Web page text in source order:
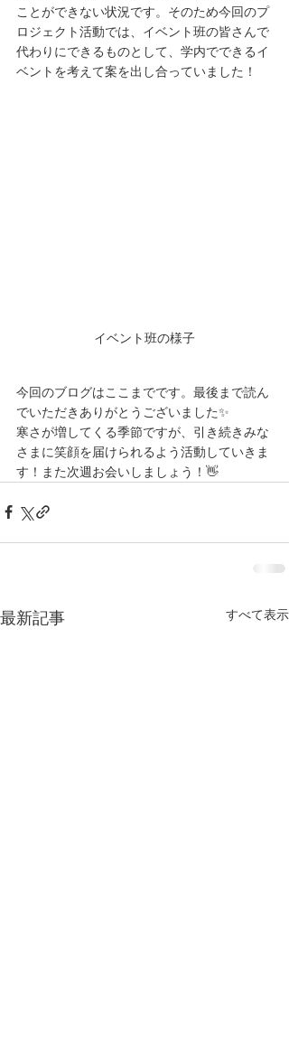
ことができない状況です。そのため今回のプ
ロジェクト活動では、イベント班の皆さんで
代わりにできるものとして、学内でできるイ
ベントを考えて案を出し合っていました！
イベント班の様子
今回のブログはここまでです。最後まで読ん
でいただきありがとうございました✨
寒さが増してくる季節ですが、引き続きみな
さまに笑顔を届けられるよう活動していきま
す！また次週お会いしましょう！👋
最新記事 すべて表示